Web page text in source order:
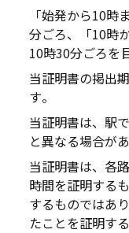
「始発から10
分ごろ、「10時
10時30分ごろを
当証明書の掲出
す。
当証明書は、駅
と異なる場合が
当証明書は、各
時間を証明する
するものではあ
たことを証明す